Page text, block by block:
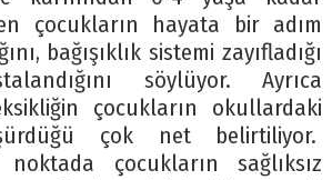
çocukların hayata bir adım
bağışıklık sistemi zayıfladığı
söylüyor. Ayrıca
çocukların okullardaki
çok net belirtiliyor.
çocukların sağlıksız